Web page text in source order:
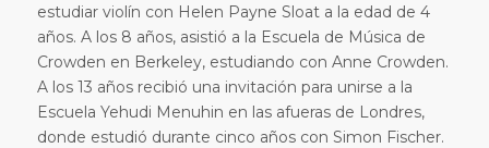
estudiar violín con Helen Payne Sloat a la edad de 4
años. A los 8 años, asistió a la Escuela de Música de
Crowden en Berkeley, estudiando con Anne Crowden.
A los 13 años recibió una invitación para unirse a la
Escuela Yehudi Menuhin en las afueras de Londres,
donde estudió durante cinco años con Simon Fischer.